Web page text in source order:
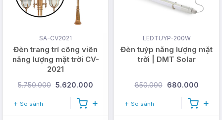
SA-CV2021
Đèn trang trí công viên
năng lượng mặt trời CV-
2021
5.750.000 5.620.000
So sánh
LEDTUYP-200W
Đèn tuýp năng lượng mặt
trời | DMT Solar
850.000 680.000
So sánh